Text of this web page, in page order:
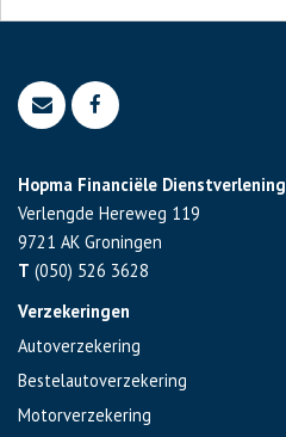
Hopma Financiële Dienstverlening
Verlengde Hereweg 119
9721 AK Groningen
T (050) 526 3628
Verzekeringen
Autoverzekering
Bestelautoverzekering
Motorverzekering